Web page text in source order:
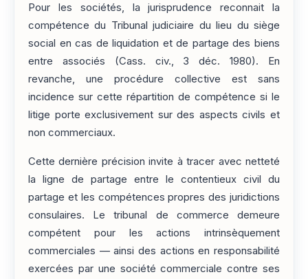
Pour les sociétés, la jurisprudence reconnait la
compétence du Tribunal judiciaire du lieu du siège
social en cas de liquidation et de partage des biens
entre associés (Cass. civ., 3 déc. 1980). En
revanche, une procédure collective est sans
incidence sur cette répartition de compétence si le
litige porte exclusivement sur des aspects civils et
non commerciaux.
Cette dernière précision invite à tracer avec netteté
la ligne de partage entre le contentieux civil du
partage et les compétences propres des juridictions
consulaires. Le tribunal de commerce demeure
compétent pour les actions intrinsèquement
commerciales — ainsi des actions en responsabilité
exercées par une société commerciale contre ses